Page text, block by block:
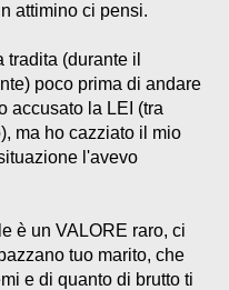
attimino ci pensi.
tradita (durante il
poco prima di andare
accusato la LEI (tra
ma ho cazziato il mio
l'avevo
è un VALORE raro, ci
tuo marito, che
e di quanto di brutto ti